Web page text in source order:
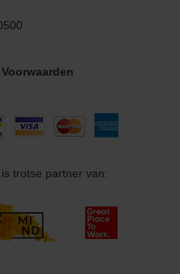
trotse partner van: